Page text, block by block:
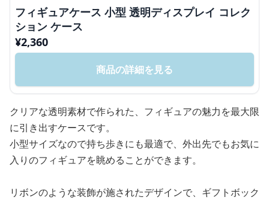
フィギュアケース 小型 透明ディスプレイ コレク
ション ケース
¥2,360
商品の詳細を見る
クリアな透明素材で作られた、フィギュアの魅力を最大限
に引き出すケースです。
小型サイズなので持ち歩きにも最適で、外出先でもお気に
入りのフィギュアを眺めることができます。
リボンのような装飾が施されたデザインで、ギフトボック